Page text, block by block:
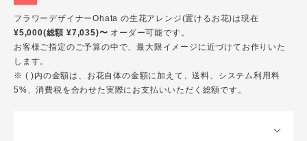
フラワーデザイナーOhata の生花アレンジ(置けるお花)は現在
¥5,000(総額 ¥7,035)〜 オーダー可能です。
お客様ご指定のご予算の中で、最大限イメージに近づけてお作りいた
します。
※ ( )内の金額は、お花自体の金額に加えて、送料、システム利用料
5%、消費税を合わせた実際にお支払いいただく総額です。